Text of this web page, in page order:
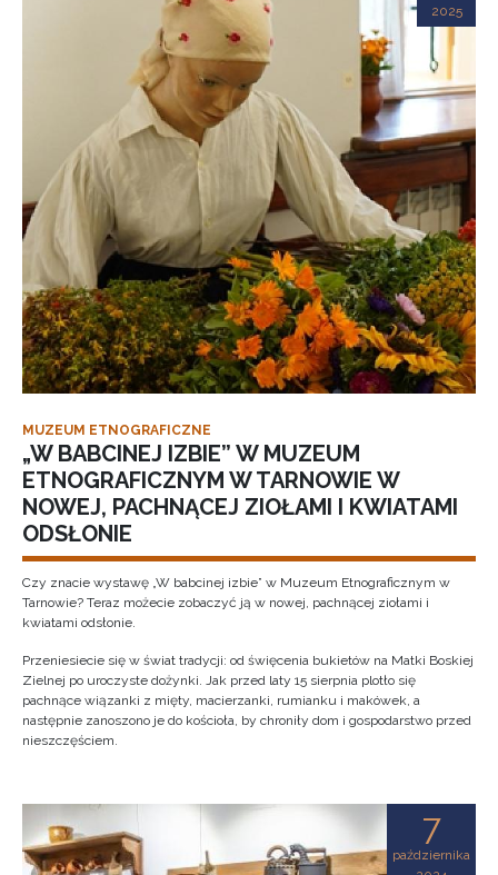
2025
MUZEUM ETNOGRAFICZNE
„W BABCINEJ IZBIE” W MUZEUM
ETNOGRAFICZNYM W TARNOWIE W
NOWEJ, PACHNĄCEJ ZIOŁAMI I KWIATAMI
ODSŁONIE
Czy znacie wystawę „W babcinej izbie” w Muzeum Etnograficznym w
Tarnowie? Teraz możecie zobaczyć ją w nowej, pachnącej ziołami i
kwiatami odsłonie.
Przeniesiecie się w świat tradycji: od święcenia bukietów na Matki Boskiej
Zielnej po uroczyste dożynki. Jak przed laty 15 sierpnia plotło się
pachnące wiązanki z mięty, macierzanki, rumianku i makówek, a
następnie zanoszono je do kościoła, by chroniły dom i gospodarstwo przed
nieszczęściem.
7
października